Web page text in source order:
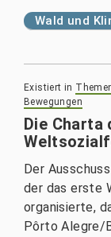
Wald und
Existiert in
Bewegungen
Die Charta
Der
der das erste
organisierte,
Pôrto Alegre/